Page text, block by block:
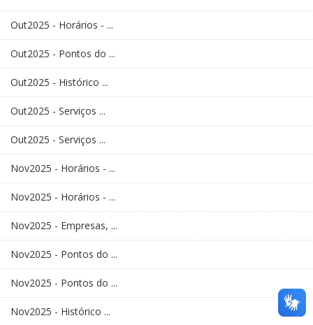
Out2025 - Horários - ...
Out2025 - Pontos do ...
Out2025 - Histórico ...
Out2025 - Serviços ...
Out2025 - Serviços ...
Nov2025 - Horários - ...
Nov2025 - Horários - ...
Nov2025 - Empresas, ...
Nov2025 - Pontos do ...
Nov2025 - Pontos do ...
Nov2025 - Histórico ...